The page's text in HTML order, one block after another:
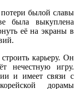
потери былой славы
была выкуплена
её на экраны в
карьеру. Он
нечестную игру.
и имеет связи с
дорамы